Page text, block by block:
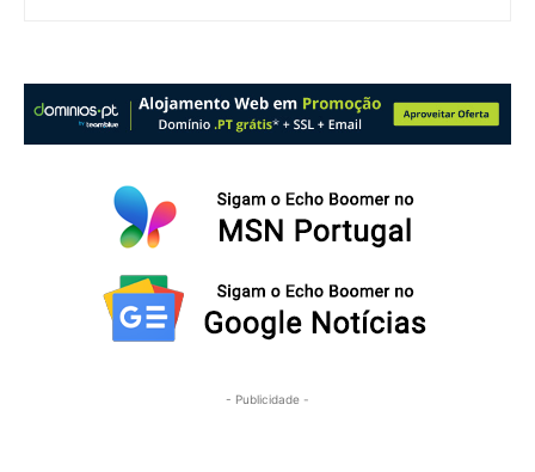
- Publicidade -